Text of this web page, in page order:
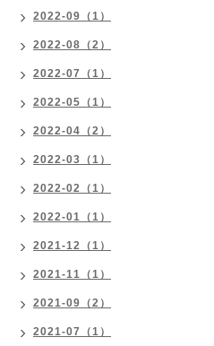
2022-09（1）
2022-08（2）
2022-07（1）
2022-05（1）
2022-04（2）
2022-03（1）
2022-02（1）
2022-01（1）
2021-12（1）
2021-11（1）
2021-09（2）
2021-07（1）